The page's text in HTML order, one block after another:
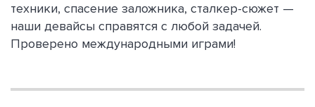
техники, спасение заложника, сталкер-сюжет —
наши девайсы справятся с любой задачей.
Проверено международными играми!